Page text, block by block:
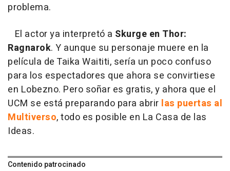
problema.
El actor ya interpretó a Skurge en Thor:
Ragnarok. Y aunque su personaje muere en la
película de Taika Waititi, sería un poco confuso
para los espectadores que ahora se convirtiese
en Lobezno. Pero soñar es gratis, y ahora que el
UCM se está preparando para abrir las puertas al
Multiverso, todo es posible en La Casa de las
Ideas.
Contenido patrocinado